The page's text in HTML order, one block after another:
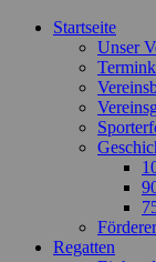
Startseite
Unser
Förderer
Regatten